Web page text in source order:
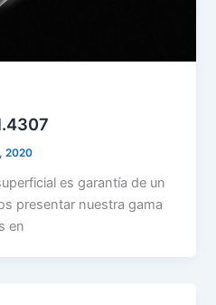
2020
es garantía de un
presentar nuestra gama
en